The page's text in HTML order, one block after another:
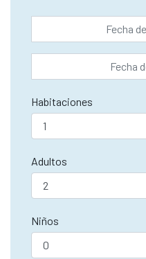
Habitaciones
Adultos
Niños